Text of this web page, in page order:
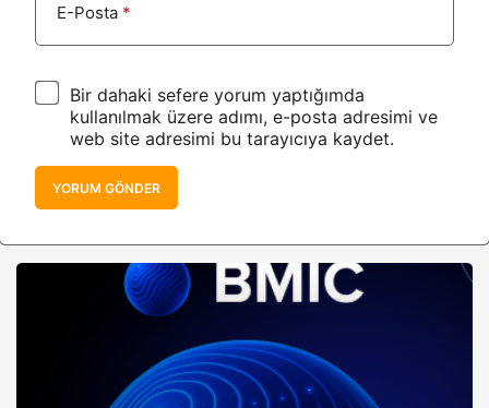
E-Posta *
Bir dahaki sefere yorum yaptığımda
kullanılmak üzere adımı, e-posta adresimi ve
web site adresimi bu tarayıcıya kaydet.
YORUM GÖNDER